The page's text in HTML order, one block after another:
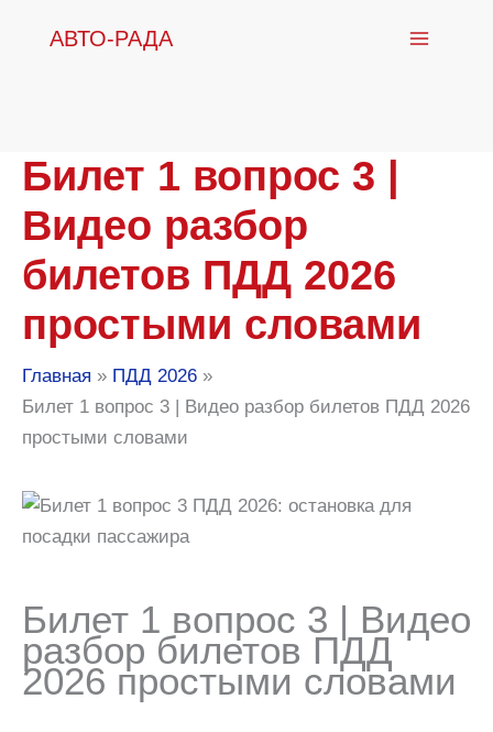
АВТО-РАДА
Билет 1 вопрос 3 |
Видео разбор
билетов ПДД 2026
простыми словами
Главная
ПДД 2026
Билет 1 вопрос 3 | Видео разбор билетов ПДД 2026
простыми словами
Билет 1 вопрос 3 | Видео
разбор билетов ПДД
2026 простыми словами